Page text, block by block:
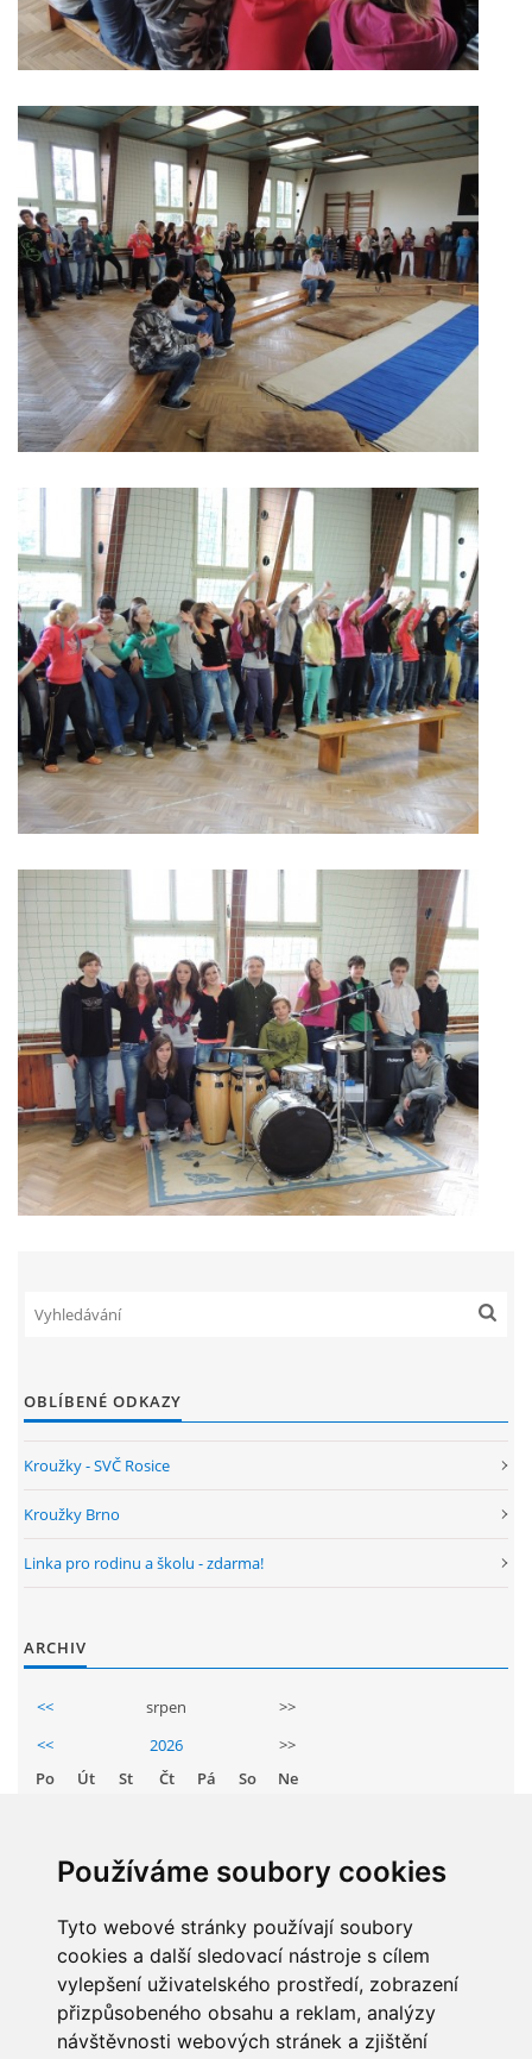
Používáme soubory cookies
Tyto webové stránky používají soubory
cookies a další sledovací nástroje s cílem
vylepšení uživatelského prostředí, zobrazení
přizpůsobeného obsahu a reklam, analýzy
návštěvnosti webových stránek a zjištění
Základní škola, Zbraslav, okres Brno-venkov, příspěvková
organizace, IČ: 70994099
Komenského 280
Zbraslav
PSČ 664 84
Škola: 546 453 183, mobil 739 666 402, Družina: 732 246 380, Jídelna:
606 946 586, datová schránka: 2hgmui6
zszbraslav@zszbraslav.cz
© 2026 eStránky.cz
OBLÍBENÉ ODKAZY
Kroužky - SVČ Rosice
Kroužky Brno
Linka pro rodinu a školu - zdarma!
ARCHIV
<< srpen
>>
<<
2026
>>
Po
Út St Čt Pá So
Ne
11 12 13 14 15
16
18 19 20 21 22
23
25 26 27 28 29
30